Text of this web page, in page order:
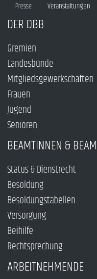
Presse Veranstaltungen
DER DBB
Gremien
Landesbünde
Mitgliedsgewerkschaften
Frauen
Jugend
Senioren
BEAMTINNEN &
Status & Dienstrecht
Besoldung
Besoldungstabellen
Versorgung
Beihilfe
Rechtsprechung
ARBEITNEHMENDE